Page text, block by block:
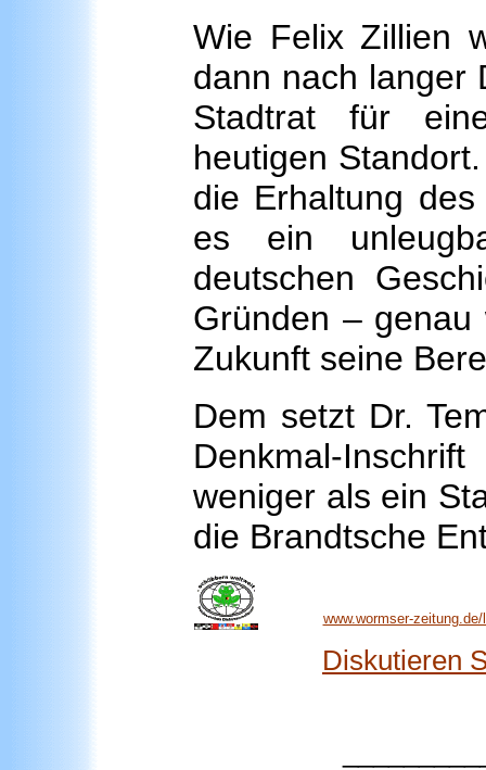
Wie Felix Zillien
dann nach langer
Stadtrat für
heutigen
die Erhaltung
es ein
deutschen
Gründen –
Zukunft seine
Dem setzt Dr.
Denkmal-
weniger als ein
die Brandtsche
www.wormser-
Diskutieren